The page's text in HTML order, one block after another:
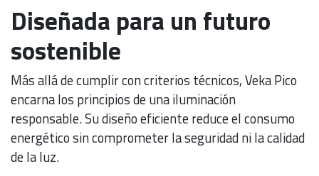
Diseñada para un futuro
sostenible
Más allá de cumplir con criterios técnicos, Veka Pico
encarna los principios de una iluminación
responsable. Su diseño eficiente reduce el consumo
energético sin comprometer la seguridad ni la calidad
de la luz.